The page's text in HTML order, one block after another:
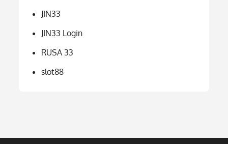
JIN33
JIN33 Login
RUSA 33
slot88